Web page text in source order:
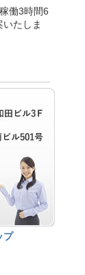
働3時間6
たしま
プ